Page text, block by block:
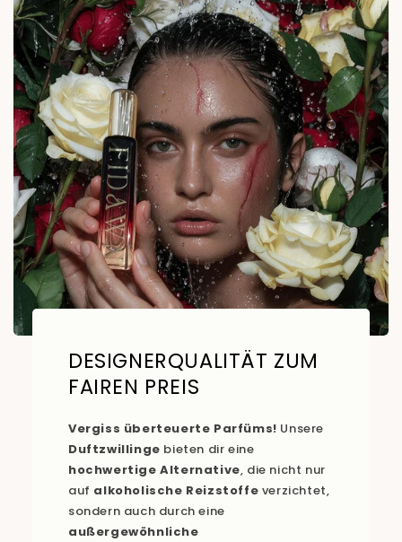
DESIGNERQUALITÄT ZUM
FAIREN PREIS
Vergiss überteuerte Parfüms! Unsere
Duftzwillinge bieten dir eine
hochwertige Alternative, die nicht nur
auf alkoholische Reizstoffe verzichtet,
sondern auch durch eine
außergewöhnliche